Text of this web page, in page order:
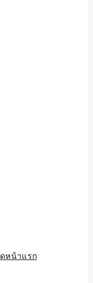
เว็บ
งานดี
หน้าแรก